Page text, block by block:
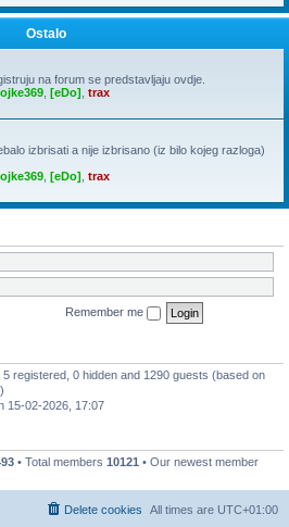
Ostalo
na forum se predstavljaju ovdje.
[eDo] trax
izbrisati a nije izbrisano (iz bilo kojeg razloga)
[eDo] trax
Remember me
registered, 0 hidden and 1290 guests (based on
15-02-2026, 17:07
• Total members 10121 • Our newest member
All times are UTC+01:00
Delete cookies